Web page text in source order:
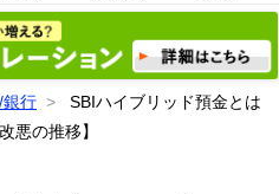
銀行
SBIハイブリッド預金とは
悪の推移】